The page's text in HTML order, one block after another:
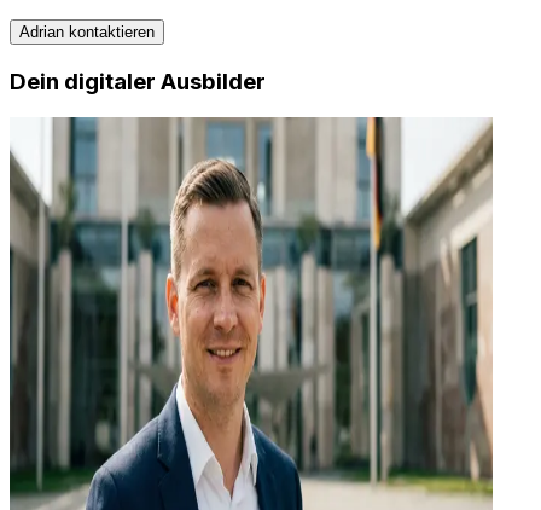
Adrian kontaktieren
Dein digitaler Ausbilder